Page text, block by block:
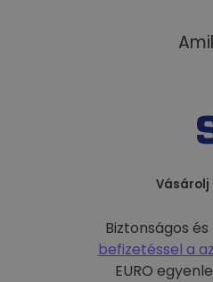
Biztonságos
befizetéssel a
EURO